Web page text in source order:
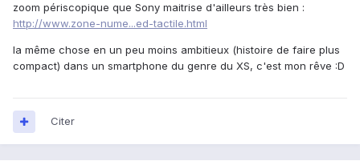
zoom périscopique que Sony maitrise d'ailleurs très bien :
http://www.zone-nume...ed-tactile.html
la même chose en un peu moins ambitieux (histoire de faire plus
compact) dans un smartphone du genre du XS, c'est mon rêve :D
Citer